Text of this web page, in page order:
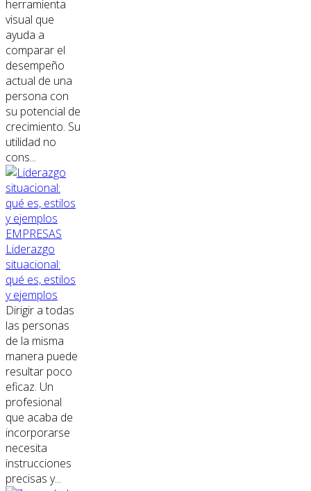
herramienta
visual que
ayuda a
comparar el
desempeño
actual de una
persona con
su potencial de
crecimiento. Su
utilidad no
cons...
EMPRESAS
Liderazgo
situacional:
qué es, estilos
y ejemplos
Dirigir a todas
las personas
de la misma
manera puede
resultar poco
eficaz. Un
profesional
que acaba de
incorporarse
necesita
instrucciones
precisas y...